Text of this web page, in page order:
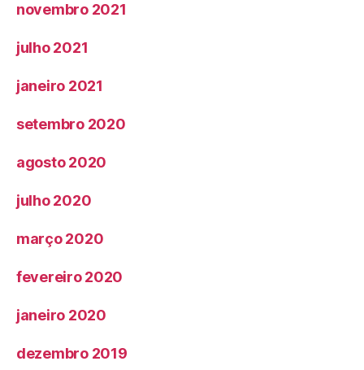
novembro 2021
julho 2021
janeiro 2021
setembro 2020
agosto 2020
julho 2020
março 2020
fevereiro 2020
janeiro 2020
dezembro 2019